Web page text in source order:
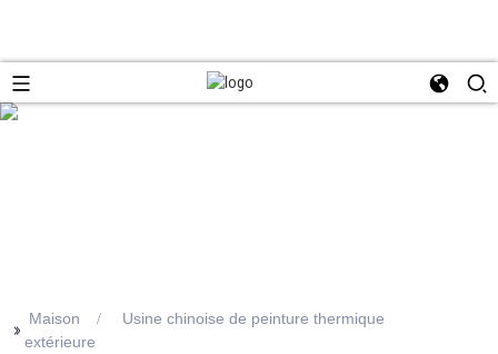
>> Maison
Usine chinoise de peinture thermique
extérieure